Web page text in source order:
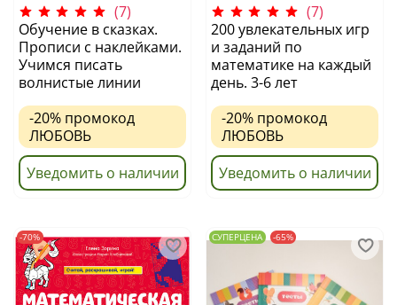
(7)
Обучение в сказках.
Прописи с наклейками.
Учимся писать
волнистые линии
-20% промокод
ЛЮБОВЬ
Уведомить о наличии
(7)
200 увлекательных игр
и заданий по
математике на каждый
день. 3-6 лет
-20% промокод
ЛЮБОВЬ
Уведомить о наличии
-70% СУПЕРЦЕНА -65%